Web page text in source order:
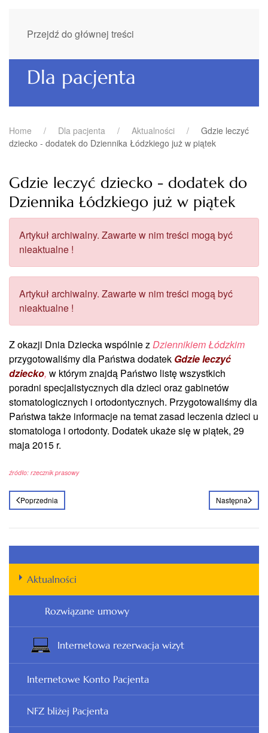
Przejdź do głównej treści
Dla pacjenta
Home Dla pacjenta Aktualności
Gdzie leczyć
dziecko - dodatek do Dziennika Łódzkiego już w piątek
Gdzie leczyć dziecko - dodatek do
Dziennika Łódzkiego już w piątek
Artykuł archiwalny. Zawarte w nim treści mogą być
nieaktualne !
Artykuł archiwalny. Zawarte w nim treści mogą być
nieaktualne !
Z okazji Dnia Dziecka wspólnie zDziennikiem Łódzkim
przygotowaliśmy dla Państwa dodatek Gdzie leczyć
dziecko, w którym znajdą Państwo listę wszystkich
poradni specjalistycznych dla dzieci oraz gabinetów
stomatologicznych i ortodontycznych. Przygotowaliśmy dla
Państwa także informacje na temat zasad leczenia dzieci u
stomatologa i ortodonty. Dodatek ukaże się w piątek, 29
maja 2015 r.
źródło: rzecznik prasowy
Poprzednia Następna
Aktualności
Rozwiązane umowy
Internetowa rezerwacja wizyt
Internetowe Konto Pacjenta
NFZ bliżej Pacjenta